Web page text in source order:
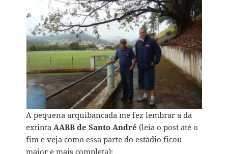
A pequena arquibancada me fez lembrar a da
extinta AABB de Santo André(leia o post até o
fim e veja como essa parte do estádio ficou
maior e mais completa):